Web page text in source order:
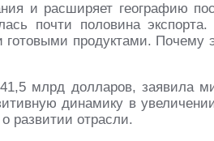
и расширяет географию
почти половина
продуктами. Почему
млрд долларов, заявила
динамику в
развитии отрасли.